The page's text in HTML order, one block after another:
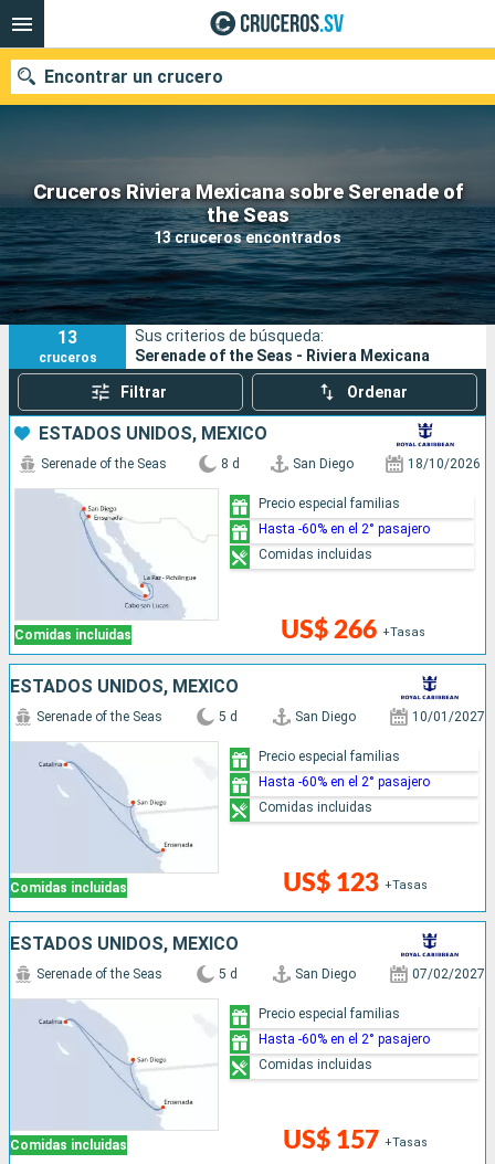
Cruceros Riviera Mexicana sobre Serenade of
the Seas
13 cruceros encontrados
Encontrar un crucero
Nuestros destinos
Fecha de salida
Puertos Compañías
Buscar
13
cruceros
Sus criterios de búsqueda:
Serenade of the Seas - Riviera Mexicana
Filtrar Ordenar
ESTADOS UNIDOS, MÉXICO
Comidas incluidas
Serenade of the Seas 8 d San Diego 18/10/2026
US$ 266 +Tasas
Precio especial familias
Hasta -60% en el 2° pasajero
Comidas incluidas
ESTADOS UNIDOS, MÉXICO
Comidas incluidas
Serenade of the Seas 5 d San Diego 10/01/2027
US$ 123 +Tasas
Precio especial familias
Hasta -60% en el 2° pasajero
Comidas incluidas
ESTADOS UNIDOS, MÉXICO
Comidas incluidas
Serenade of the Seas 5 d San Diego 07/02/2027
US$ 157 +Tasas
Precio especial familias
Hasta -60% en el 2° pasajero
Comidas incluidas